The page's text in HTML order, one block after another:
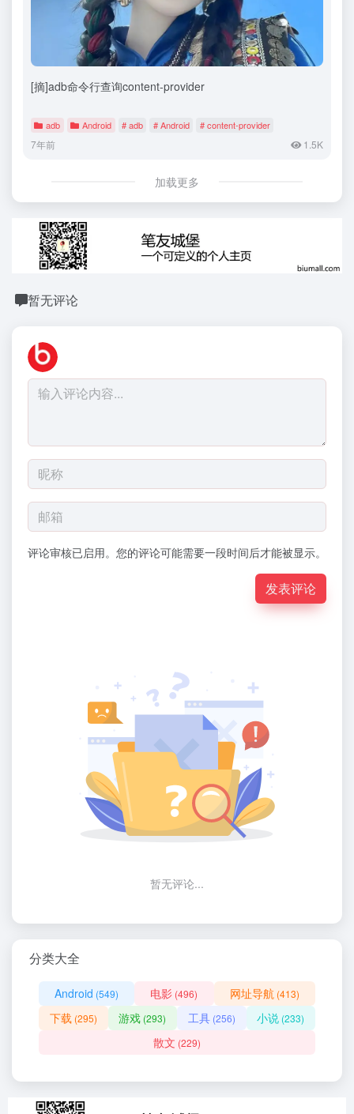
[摘]adb命令行查询content-provider
adb Android # adb # Android # content-provider
7年前 1.5K
加载更多
暂无评论
评论审核已启用。您的评论可能需要一段时间后才能被显示。
发表评论
暂无评论...
分类大全
Android (549) 电影 (496) 网址导航 (413)
下载 (295) 游戏 (293) 工具(256) 小说 (233)
散文 (229)